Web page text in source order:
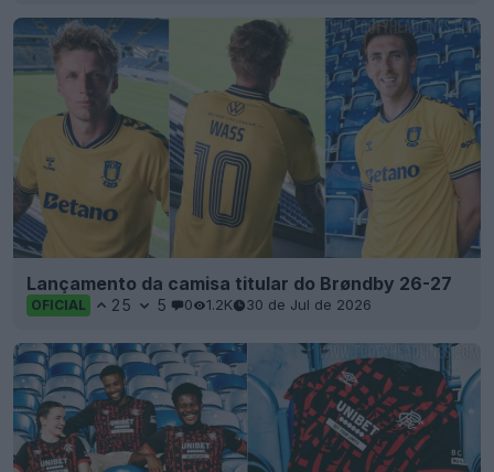
Lançamento da camisa titular do Brøndby 26-27
OFICIAL 25 5 0 1.2K 30 de Jul de 2026